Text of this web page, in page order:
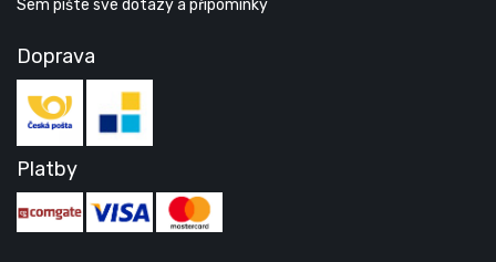
Sem pište své dotazy a připomínky
Doprava
Platby